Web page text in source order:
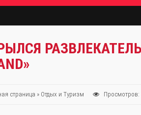
страница » Отдых и Туризм Просмотров: